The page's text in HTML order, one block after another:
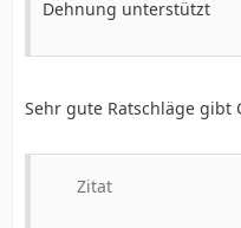
Dehnung unterstützt
Sehr gute Ratschläge gibt
Zitat